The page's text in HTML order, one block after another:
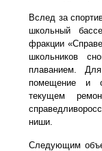
Вслед за
школьный
фракции
школьников
плаванием.
помещение и
текущем
ниши.
Следующим